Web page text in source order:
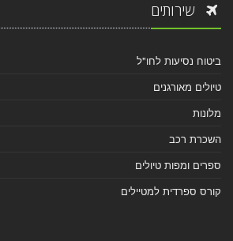
שירותים
ביטוח נסיעות לחו"ל
טיולים מאורגנים
מלונות
השכרת רכב
ספרים ומפות טיולים
קורס ספרדית למטיילים